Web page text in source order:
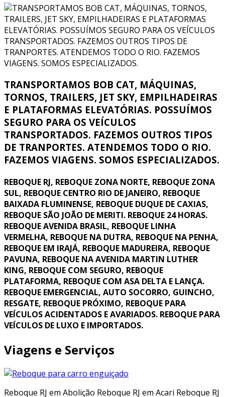
TRANSPORTAMOS BOB CAT, MÁQUINAS,
TORNOS, TRAILERS, JET SKY, EMPILHADEIRAS
E PLATAFORMAS ELEVATÓRIAS. POSSUÍMOS
SEGURO PARA OS VEÍCULOS
TRANSPORTADOS. FAZEMOS OUTROS TIPOS
DE TRANPORTES. ATENDEMOS TODO O RIO.
FAZEMOS VIAGENS. SOMOS ESPECIALIZADOS.
REBOQUE RJ, REBOQUE ZONA NORTE, REBOQUE ZONA
SUL, REBOQUE CENTRO RIO DE JANEIRO, REBOQUE
BAIXADA FLUMINENSE, REBOQUE DUQUE DE CAXIAS,
REBOQUE SÃO JOÃO DE MERITI. REBOQUE 24 HORAS.
REBOQUE AVENIDA BRASIL, REBOQUE LINHA
VERMELHA, REBOQUE NA DUTRA, REBOQUE NA PENHA,
REBOQUE EM IRAJÁ, REBOQUE MADUREIRA, REBOQUE
PAVUNA, REBOQUE NA AVENIDA MARTIN LUTHER
KING, REBOQUE COM SEGURO, REBOQUE
PLATAFORMA, REBOQUE COM ASA DELTA E LANÇA.
REBOQUE EMERGENCIAL, AUTO SOCORRO, GUINCHO,
RESGATE, REBOQUE PRÓXIMO, REBOQUE PARA
VEÍCULOS ACIDENTADOS E AVARIADOS. REBOQUE PARA
VEÍCULOS DE LUXO E IMPORTADOS.
Viagens e Serviços
Reboque RJ em Abolição Reboque RJ em Acari Reboque RJ